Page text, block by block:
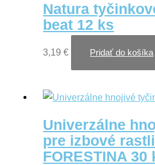
Natura
beat 12 ks
3,19€ Pridať do košíka
Univerzálne
pre izbové
FORESTINA 30